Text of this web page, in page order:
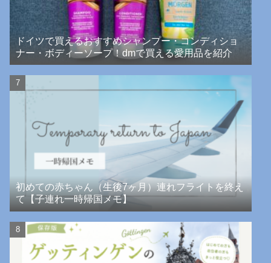
ドイツで買えるおすすめシャンプー・コンディショ
ナー・ボディーソープ！dmで買える愛用品を紹介
初めての赤ちゃん（生後7ヶ月）連れフライトを終え
て【子連れ一時帰国メモ】